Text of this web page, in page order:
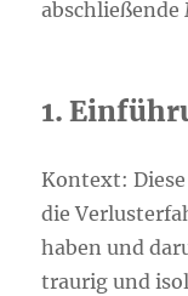
1.
Kontext:
die
haben und
traurig und